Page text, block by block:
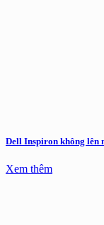
Dell Inspiron không lên
Xem thêm